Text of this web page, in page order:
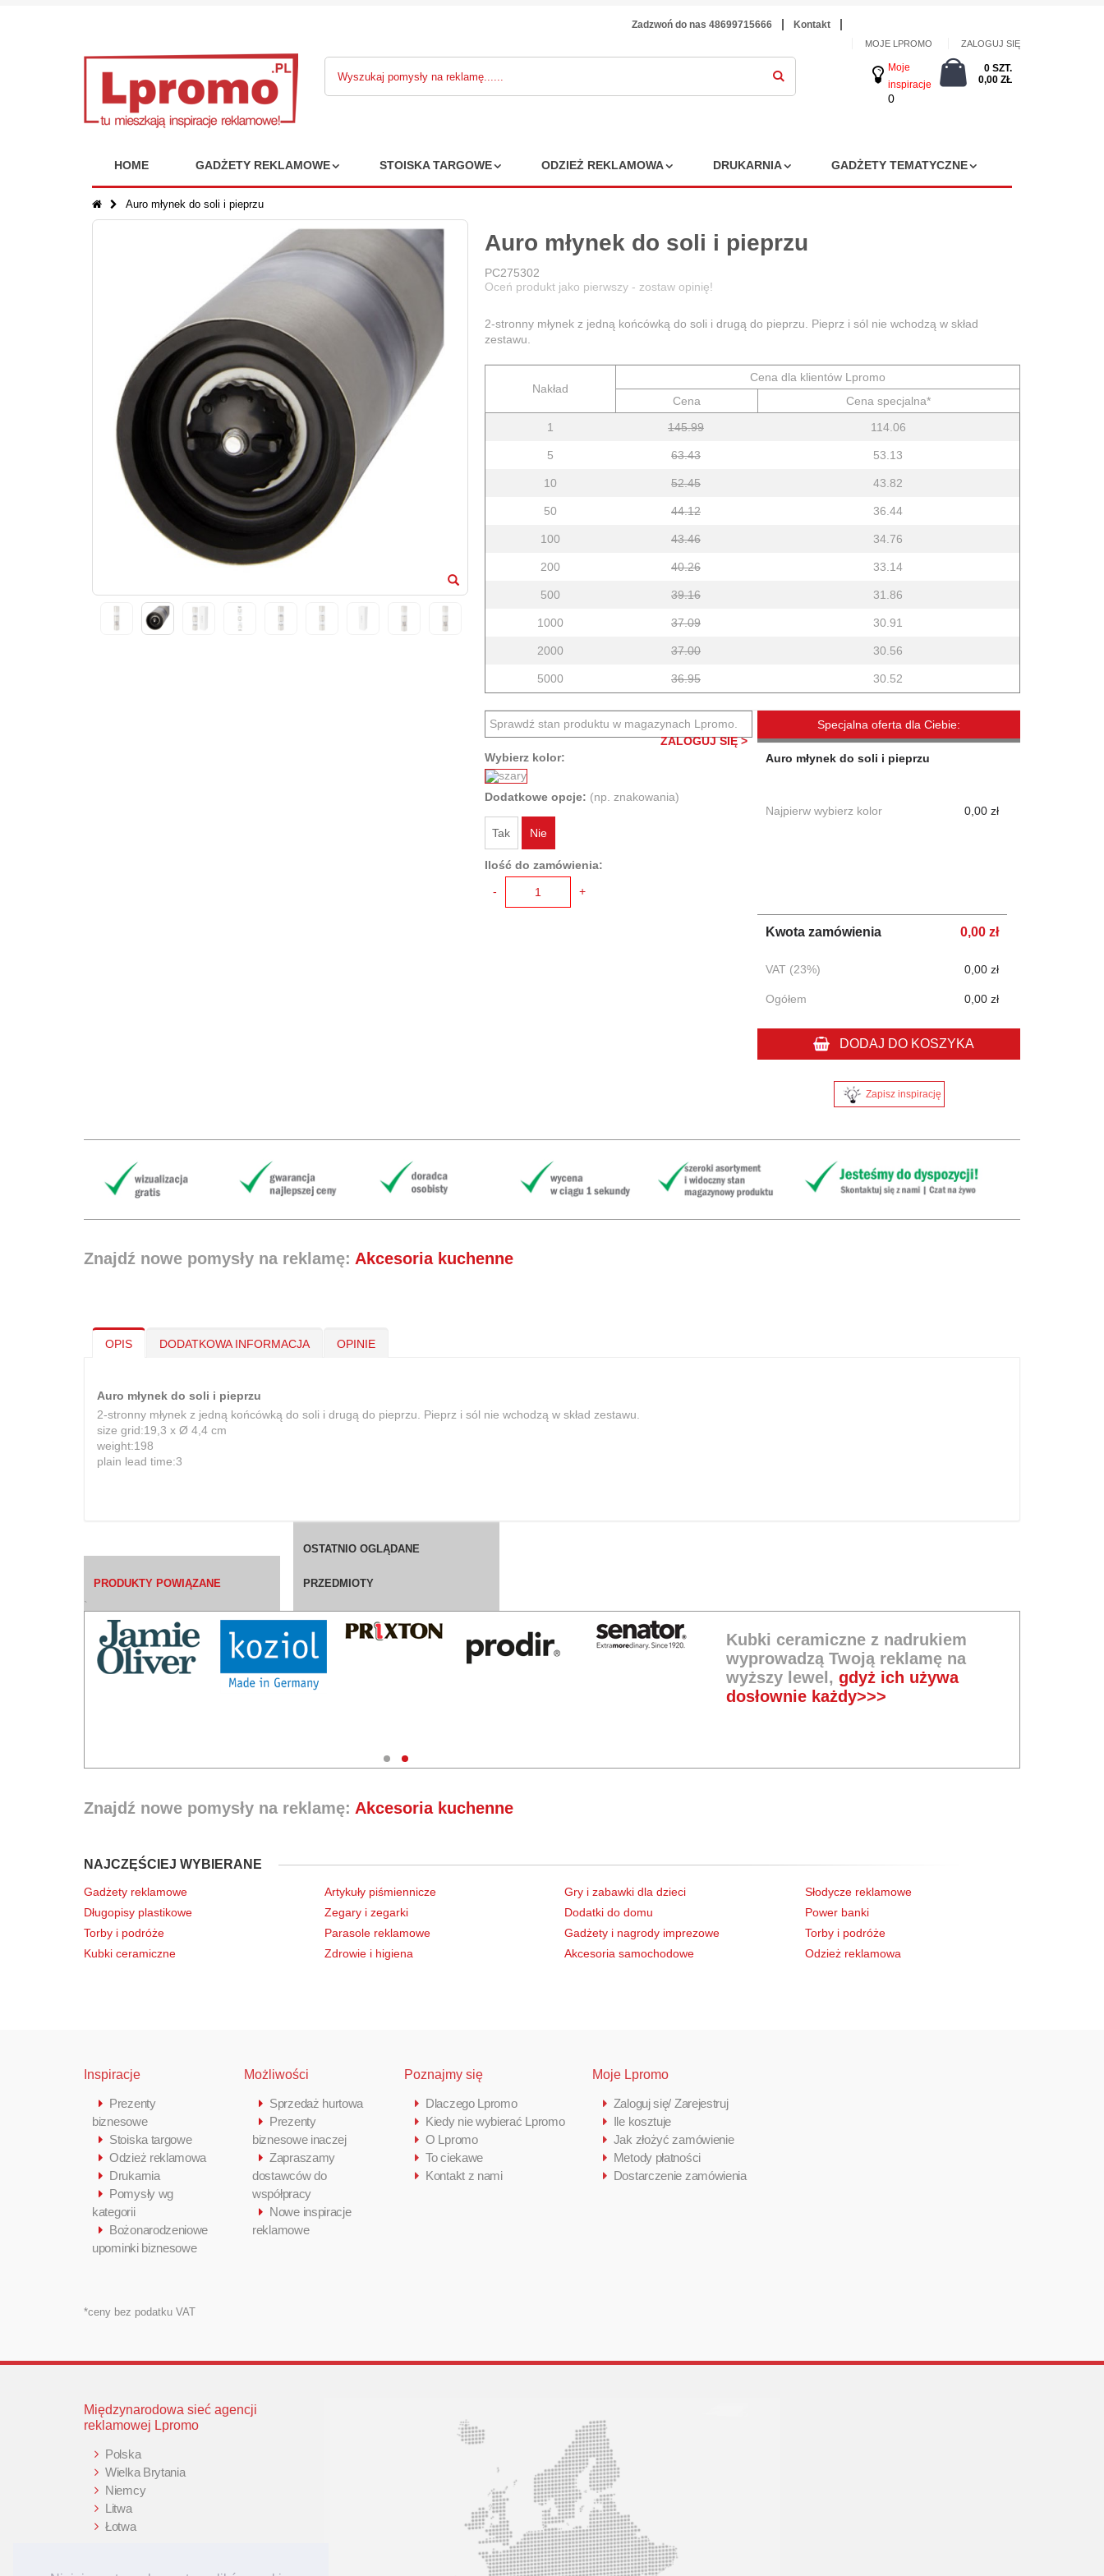
Zadzwoń do nas 48699715666 Kontakt
MOJE LPROMO ZALOGUJ SIĘ
Moje
inspiracje
0
0 SZT.
0,00 ZŁ
HOME GADŻETY REKLAMOWE STOISKA TARGOWE ODZIEŻ REKLAMOWA DRUKARNIA GADŻETY TEMATYCZNE
Auro młynek do soli i pieprzu
Auro młynek do soli i pieprzu
PC275302
Oceń produkt jako pierwszy - zostaw opinię!
2-stronny młynek z jedną końcówką do soli i drugą do pieprzu. Pieprz i sól nie wchodzą w skład
zestawu.
Nakład
Cena dla klientów Lpromo
Cena
Cena specjalna*
1
145.99 114.06
5 63.43 53.13
10 52.45 43.82
50 44.12 36.44
100 43.46 34.76
200 40.26 33.14
500 39.16 31.86
1000 37.09 30.91
2000 37.00 30.56
5000 36.95 30.52
Sprawdź stan produktu w magazynach Lpromo.
ZALOGUJ SIĘ >
Wybierz kolor:
Dodatkowe opcje: (np. znakowania)
Tak Nie
Ilość do zamówienia:
-
+
Specjalna oferta dla Ciebie:
Auro młynek do soli i pieprzu
Najpierw wybierz kolor 0,00 zł
Kwota zamówienia 0,00 zł
VAT (23%) 0,00 zł
Ogółem 0,00 zł
DODAJ DO KOSZYKA
Zapisz inspirację
Znajdź nowe pomysły na reklamę: Akcesoria kuchenne
OPIS DODATKOWA INFORMACJA OPINIE
Auro młynek do soli i pieprzu
2-stronny młynek z jedną końcówką do soli i drugą do pieprzu. Pieprz i sól nie wchodzą w skład zestawu.
size grid:19,3 x Ø 4,4 cm
weight:198
plain lead time:3
PRODUKTY POWIĄZANE
OSTATNIO OGLĄDANE
PRZEDMIOTY
`
Kubki ceramiczne z nadrukiem
wyprowadzą Twoją reklamę na
wyższy lewel,gdyż ich używa
dosłownie każdy>>>
Znajdź nowe pomysły na reklamę: Akcesoria kuchenne
NAJCZĘŚCIEJ WYBIERANE
Gadżety reklamowe
Długopisy plastikowe
Torby i podróże
Kubki ceramiczne
Artykuły piśmiennicze
Zegary i zegarki
Parasole reklamowe
Zdrowie i higiena
Gry i zabawki dla dzieci
Dodatki do domu
Gadżety i nagrody imprezowe
Akcesoria samochodowe
Słodycze reklamowe
Power banki
Torby i podróże
Odzież reklamowa
Inspiracje
Prezenty
biznesowe
Stoiska targowe
Odzież reklamowa
Drukarnia
Pomysły wg
kategorii
Bożonarodzeniowe
upominki biznesowe
*ceny bez podatku VAT
Możliwości
Sprzedaż hurtowa
Prezenty
biznesowe inaczej
Zapraszamy
dostawców do
współpracy
Nowe inspiracje
reklamowe
Poznajmy się
Dlaczego Lpromo
Kiedy nie wybierać Lpromo
O Lpromo
To ciekawe
Kontakt z nami
Moje Lpromo
Zaloguj się/ Zarejestruj
Ile kosztuje
Jak złożyć zamówienie
Metody płatności
Dostarczenie zamówienia
Międzynarodowa sieć agencji
reklamowej Lpromo
Polska
Wielka Brytania
Niemcy
Litwa
Łotwa